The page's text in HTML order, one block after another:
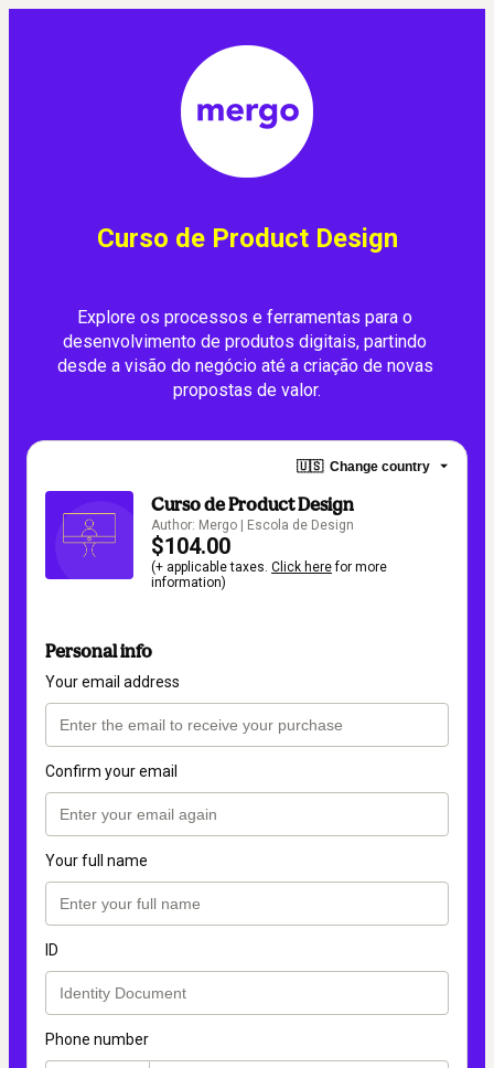
Curso de Product Design
Explore os processos e ferramentas para o
desenvolvimento de produtos digitais, partindo
desde a visão do negócio até a criação de novas
propostas de valor.
🇺🇸 Change country
Curso de Product Design
Author: Mergo | Escola de Design
$104.00
(+ applicable taxes. Click herefor more
information)
Personal info
Your email address
Confirm your email
Your full name
ID
Phone number